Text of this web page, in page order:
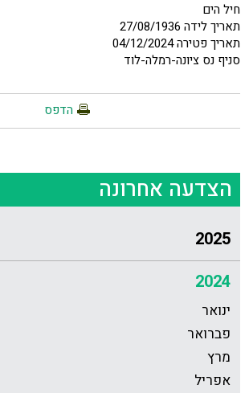
חיל הים
תאריך לידה 27/08/1936
תאריך פטירה 04/12/2024
סניף נס ציונה-רמלה-לוד
הדפס
הצדעה אחרונה
2025
2024
ינואר
פברואר
מרץ
אפריל